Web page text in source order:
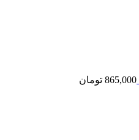
865,000 تومان